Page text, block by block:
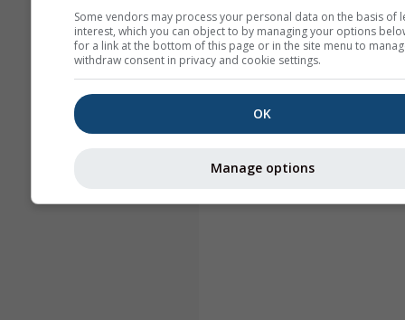
Some vendors may process your personal data on the basis of
interest, which you can object to by managing your options
for a link at the bottom of this page or in the site menu to
withdraw consent in privacy and cookie settings.
OK
Manage options